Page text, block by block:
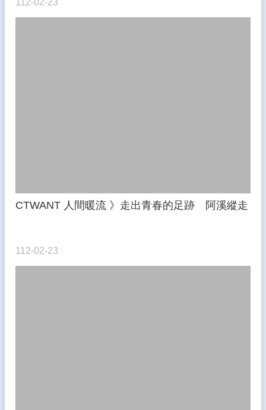
112-02-23
CTWANT 人間暖流 》走出青春的足跡 阿溪縱走
112-02-23